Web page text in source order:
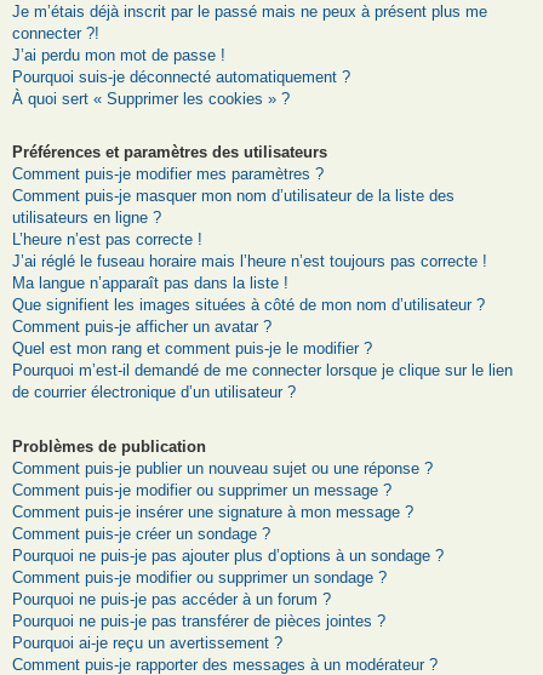
Je m’étais déjà inscrit par le passé mais ne peux à présent plus me
connecter ?!
J’ai perdu mon mot de passe !
Pourquoi suis-je déconnecté automatiquement ?
À quoi sert « Supprimer les cookies » ?
Préférences et paramètres des utilisateurs
Comment puis-je modifier mes paramètres ?
Comment puis-je masquer mon nom d’utilisateur de la liste des
utilisateurs en ligne ?
L’heure n’est pas correcte !
J’ai réglé le fuseau horaire mais l’heure n’est toujours pas correcte !
Ma langue n’apparaît pas dans la liste !
Que signifient les images situées à côté de mon nom d’utilisateur ?
Comment puis-je afficher un avatar ?
Quel est mon rang et comment puis-je le modifier ?
Pourquoi m’est-il demandé de me connecter lorsque je clique sur le lien
de courrier électronique d’un utilisateur ?
Problèmes de publication
Comment puis-je publier un nouveau sujet ou une réponse ?
Comment puis-je modifier ou supprimer un message ?
Comment puis-je insérer une signature à mon message ?
Comment puis-je créer un sondage ?
Pourquoi ne puis-je pas ajouter plus d’options à un sondage ?
Comment puis-je modifier ou supprimer un sondage ?
Pourquoi ne puis-je pas accéder à un forum ?
Pourquoi ne puis-je pas transférer de pièces jointes ?
Pourquoi ai-je reçu un avertissement ?
Comment puis-je rapporter des messages à un modérateur ?